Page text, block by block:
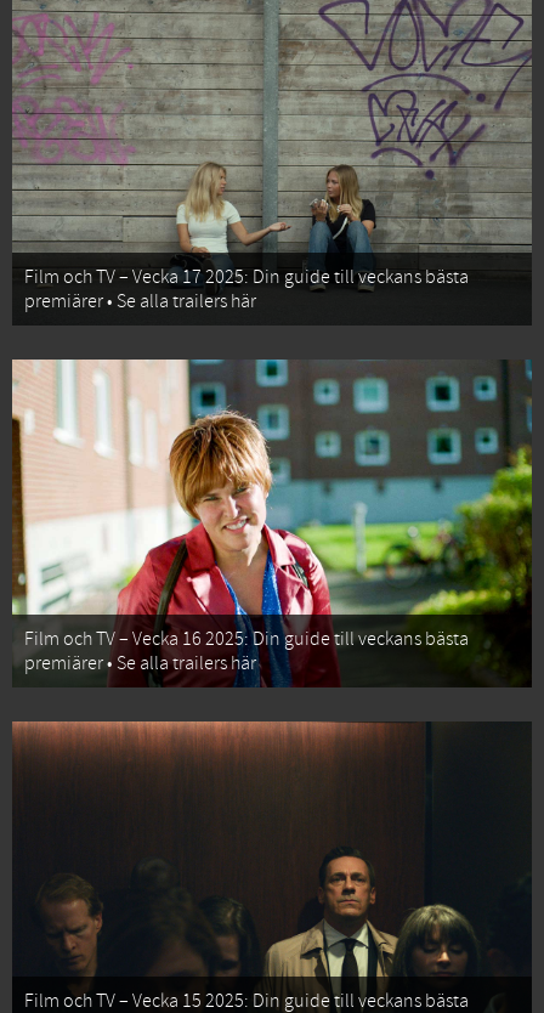
Film och TV – Vecka 17 2025: Din guide till veckans bästa
premiärer • Se alla trailers här
Film och TV – Vecka 16 2025: Din guide till veckans bästa
premiärer • Se alla trailers här
Film och TV – Vecka 15 2025: Din guide till veckans bästa